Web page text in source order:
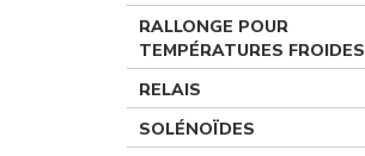
RALLONGE POUR
TEMPÉRATURES FROIDES
RELAIS
SOLÉNOÏDES